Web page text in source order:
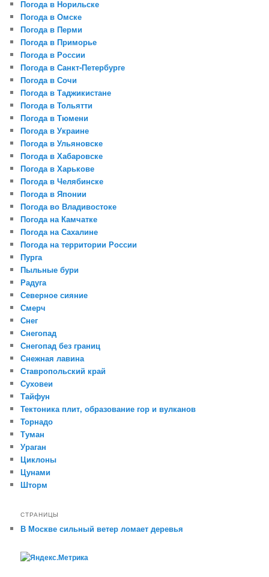
Погода в Норильске
Погода в Омске
Погода в Перми
Погода в Приморье
Погода в России
Погода в Санкт-Петербурге
Погода в Сочи
Погода в Таджикистане
Погода в Тольятти
Погода в Тюмени
Погода в Украине
Погода в Ульяновске
Погода в Хабаровске
Погода в Харькове
Погода в Челябинске
Погода в Японии
Погода во Владивостоке
Погода на Камчатке
Погода на Сахалине
Погода на территории России
Пурга
Пыльные бури
Радуга
Северное сияние
Смерч
Снег
Снегопад
Снегопад без границ
Снежная лавина
Ставропольский край
Суховеи
Тайфун
Тектоника плит, образование гор и вулканов
Торнадо
Туман
Ураган
Циклоны
Цунами
Шторм
СТРАНИЦЫ
В Москве сильный ветер ломает деревья